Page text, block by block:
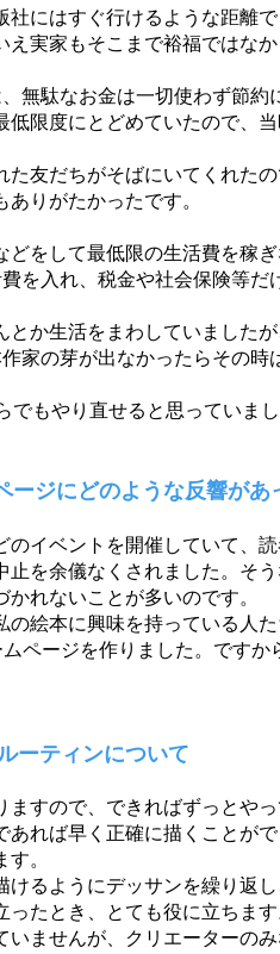
にはすぐ行けるような距離
え実家もそこまで裕福ではな
無駄なお金は一切使わず節約
限度にとどめていたので、
友だちがそばにいてくれた
りがたかったです。
をして最低限の生活費を稼
を入れ、税金や社会保険等だ
か生活をまわしていました
家の芽が出なかったらその時
もやり直せると思っていまし
ージにどのような反響があ
イベントを開催していて、
を余儀なくされました。そ
れないことが多いのです。
絵本に興味を持っている人た
ページを作りました。ですか
ーティンについて
すので、できればずっとやっ
れば早く正確に描くことが
。
るようにデッサンを繰り返し
たとき、とても役に立ちます
ませんが、クリエーターの